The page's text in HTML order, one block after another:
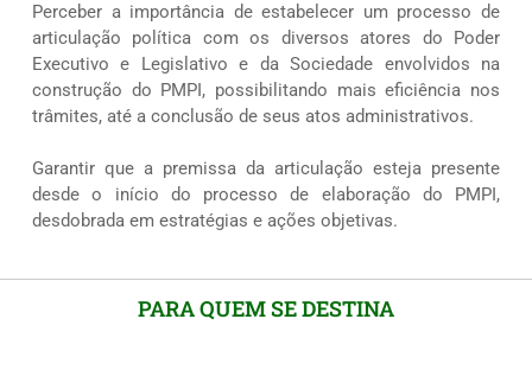
Perceber a importância de estabelecer um processo de
articulação política com os diversos atores do Poder
Executivo e Legislativo e da Sociedade envolvidos na
construção do PMPI, possibilitando mais eficiência nos
trâmites, até a conclusão de seus atos administrativos.
Garantir que a premissa da articulação esteja presente
desde o início do processo de elaboração do PMPI,
desdobrada em estratégias e ações objetivas.
PARA QUEM SE DESTINA